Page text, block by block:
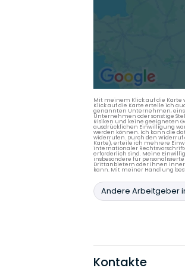
Mit meinem Klick auf die Karte
Klick auf die Karte erteile ich
genannten Unternehmen,
Unternehmen oder sonstige
Risiken und keine geeigneten
ausdrücklichen Einwilligung
werden können. Ich kann die
widerrufen. Durch den
Karte), erteile ich mehrere
internationaler
erforderlich sind. Meine
insbesondere für
Drittanbietern oder ihnen
kann. Mit meiner Handlung
Andere Arbeitgeber
Kontakte